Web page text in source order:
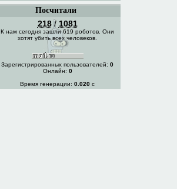
Посчитали
218/ 1081
К нам сегодня зашли 619 роботов. Они
хотят убить всех человеков.
Зарегистрированных пользователей: 0
Онлайн: 0
Время генерации: 0.020 с